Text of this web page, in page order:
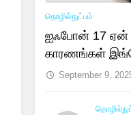
தொழில்நுட்பம்
ஐஃபோன் 17 ஏன்
காரணங்கள்
September 9,